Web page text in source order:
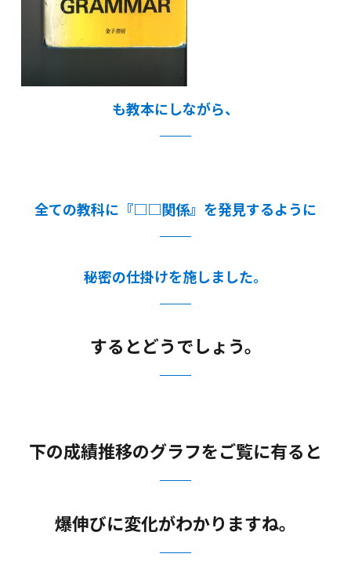
も教本にしながら、
全ての教科に『□□関係』を発見するように
秘密の仕掛けを施しました。
するとどうでしょう。
下の成績推移のグラフをご覧に有ると
爆伸びに変化がわかりますね。